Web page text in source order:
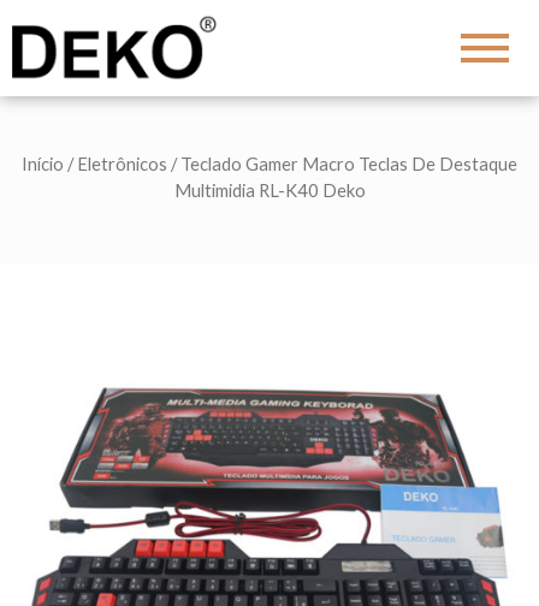
Início /Eletrônicos / Teclado Gamer Macro Teclas De Destaque
Multimidia RL-K40 Deko